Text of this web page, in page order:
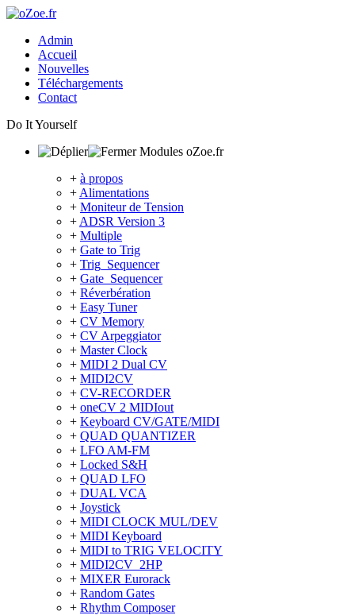
Admin
Accueil
Nouvelles
Téléchargements
Contact
Do It Yourself
Modules oZoe.fr
+ à propos
+ Alimentations
+ Moniteur de Tension
+ ADSR Version 3
+ Multiple
+ Gate to Trig
+ Trig_Sequencer
+ Gate_Sequencer
+ Réverbération
+ Easy Tuner
+ CV Memory
+ CV Arpeggiator
+ Master Clock
+ MIDI 2 Dual CV
+ MIDI2CV
+ CV-RECORDER
+ oneCV 2 MIDIout
+ Keyboard CV/GATE/MIDI
+ QUAD QUANTIZER
+ LFO AM-FM
+ Locked S&H
+ QUAD LFO
+ DUAL VCA
+ Joystick
+ MIDI CLOCK MUL/DEV
+ MIDI Keyboard
+ MIDI to TRIG VELOCITY
+ MIDI2CV_2HP
+ MIXER Eurorack
+ Random Gates
+ Rhythm Composer